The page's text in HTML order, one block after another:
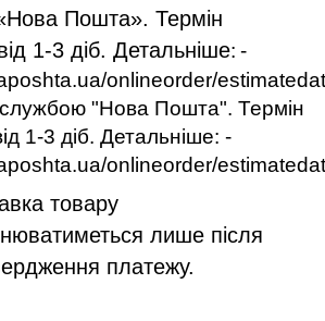
Пошта». Термін
1-3 діб. Детальніше: -
onlineorder/
службою "Нова Пошта". Термін
1-3 діб. Детальніше: -
onlineorder/
товару
лише після
платежу.